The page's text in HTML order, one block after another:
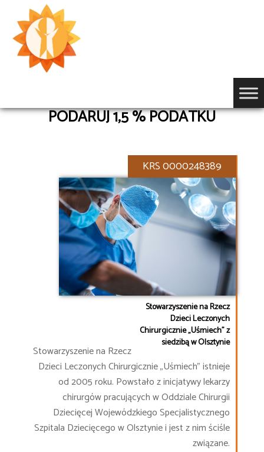
Przejdź
PODARUJ 1,5 % PODATKU
KRS 0000248389
Stowarzyszenie na Rzecz
Dzieci Leczonych
Chirurgicznie „Uśmiech” z
siedzibą w Olsztynie
Stowarzyszenie na Rzecz
Dzieci Leczonych Chirurgicznie „Uśmiech” istnieje
od 2005 roku. Powstało z inicjatywy lekarzy
chirurgów pracujących w Oddziale Chirurgii
Dziecięcej Wojewódzkiego Specjalistycznego
Szpitala Dziecięcego w Olsztynie i jest z nim ściśle
związane.